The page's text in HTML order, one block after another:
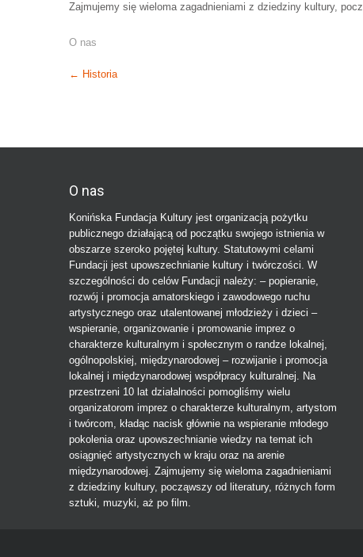
Zajmujemy się wieloma zagadnieniami z dziedziny kultury,
O nas
Post
← Historia
O nas
Konińska Fundacja Kultury jest organizacją pożytku
publicznego działającą od początku swojego istnienia w
obszarze szeroko pojętej kultury. Statutowymi celami
Fundacji jest upowszechnianie kultury i twórczości. W
szczególności do celów Fundacji należy: – popieranie,
rozwój i promocja amatorskiego i zawodowego ruchu
artystycznego oraz utalentowanej młodzieży i dzieci –
wspieranie, organizowanie i promowanie imprez o
charakterze kulturalnym i społecznym o randze lokalnej,
ogólnopolskiej, międzynarodowej – rozwijanie i promocja
lokalnej i międzynarodowej współpracy kulturalnej. Na
przestrzeni 10 lat działalności pomogliśmy wielu
organizatorom imprez o charakterze kulturalnym, artystom
i twórcom, kładąc nacisk głównie na wspieranie młodego
pokolenia oraz upowszechnianie wiedzy na temat ich
osiągnięć artystycznych w kraju oraz na arenie
międzynarodowej. Zajmujemy się wieloma zagadnieniami
z dziedziny kultury, począwszy od literatury, różnych form
sztuki, muzyki, aż po film.